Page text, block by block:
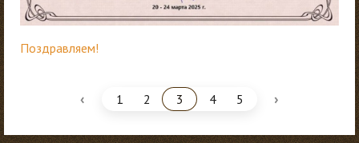
Поздравляем!
‹ 1 2 3 4 5 ›